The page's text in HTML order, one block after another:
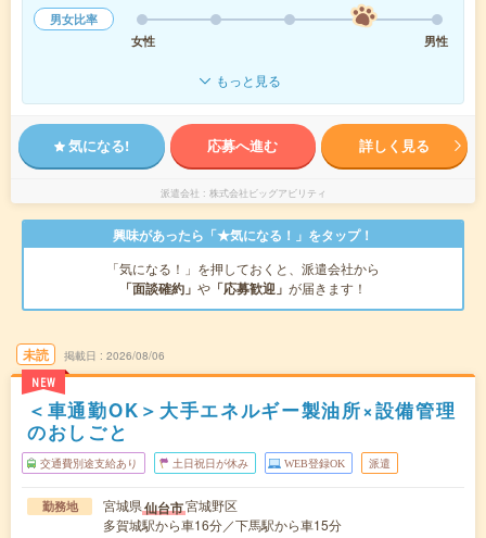
男女比率
女性
男性
もっと見る
気になる! 応募へ進む 詳しく見る
派遣会社 株式会社ビッグアビリティ
興味があったら「★気になる！」をタップ！
「気になる！」を押しておくと、派遣会社から
「面談確約」 や 「応募歓迎」 が届きます！
未読
NEW
掲載日 2026/08/06
＜車通勤OK＞大手エネルギー製油所×設備管理
のおしごと
交通費別途支給あり 土日祝日が休み WEB登録OK 派遣
勤務地 宮城県仙台市宮城野区
多賀城駅から車16分／下馬駅から車15分